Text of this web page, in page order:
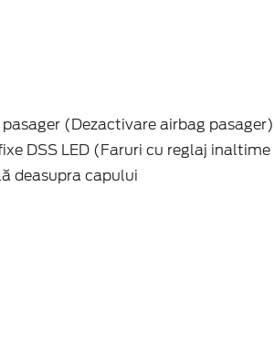
(Dezactivare airbag pasager)
DSS LED (Faruri cu reglaj
deasupra capului